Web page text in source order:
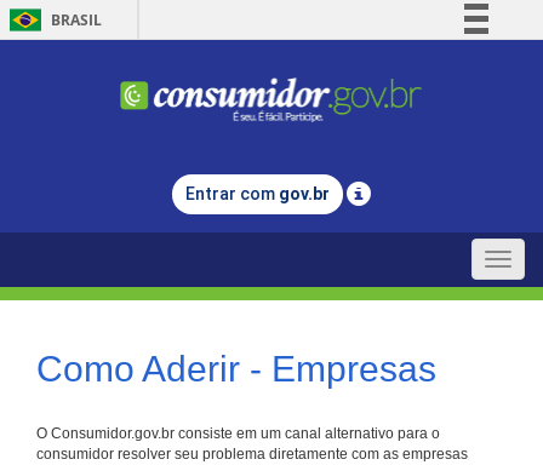
BRASIL
Comunica BR
Legislação
Entrar com gov.br
Toggle
Como Aderir - Empresas
O Consumidor.gov.br consiste em um canal alternativo para o
consumidor resolver seu problema diretamente com as empresas